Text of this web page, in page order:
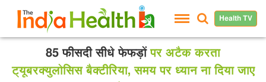
Health TV
85 फीसदी सीधे फेफड़ोंपर अटैक करता
ट्यूबरक्‍युलोसिस बैक्टीरिया, समय पर ध्यान ना दिया जाए